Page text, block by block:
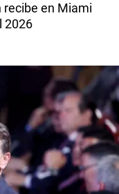
recibe en Miami
2026